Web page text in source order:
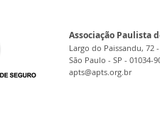
Associação Paulista
Largo do Paissandu, 72
São Paulo - SP - 01034-
apts@apts.org.br